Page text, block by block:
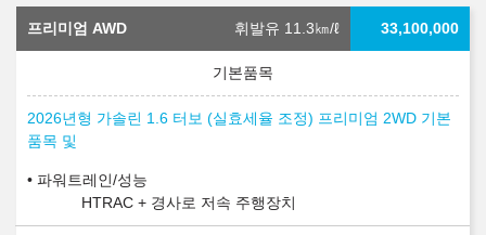
프리미엄 AWD 휘발유 11.3㎞/ℓ 33,100,000
2026년형 가솔린 1.6 터보 (실효세율 조정) 프리미엄 2WD 기본
품목 및
파워트레인/성능
HTRAC + 경사로 저속 주행장치